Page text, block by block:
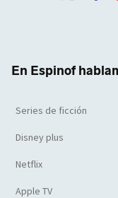
En Espinof
Series de ficción
Disney plus
Netflix
Apple TV